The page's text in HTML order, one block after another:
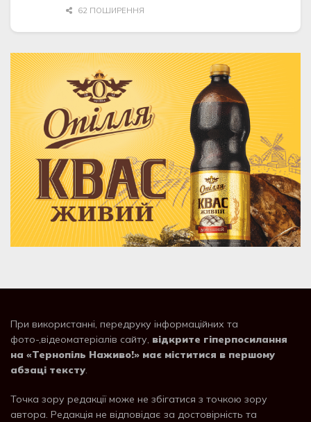
62 ПОШИРЕННЯ
При використанні, передруку інформаційних та
фото-,відеоматеріалів сайту, відкрите гіперпосилання
на «Тернопіль Наживо!» має міститися в першому
абзаці тексту.
Точка зору редакції може не збігатися з точкою зору
автора. Редакція не відповідає за достовірність та